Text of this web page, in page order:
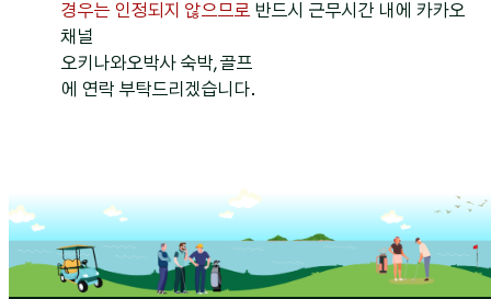
경우는 인정되지 않으므로 반드시 근무시간 내에 카카오
채널
오키나와오박사 숙박,골프
에 연락 부탁드리겠습니다.